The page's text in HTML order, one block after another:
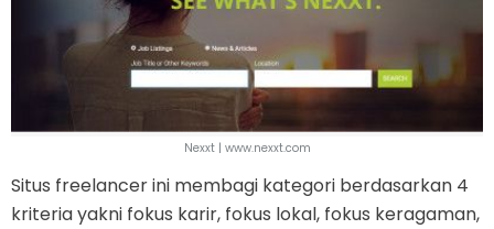
Nexxt | www.nexxt.com
Situs freelancer ini membagi kategori berdasarkan 4
kriteria yakni fokus karir, fokus lokal, fokus keragaman,